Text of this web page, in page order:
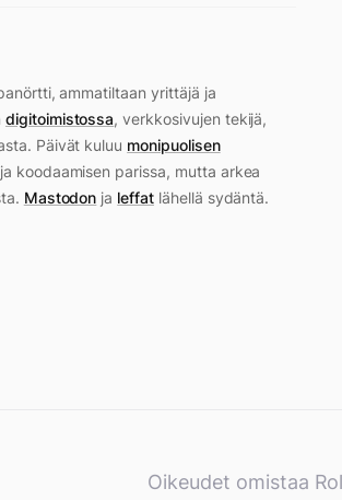
ammatiltaan yrittäjä ja
digitoimistossa, verkkosivujen tekijä,
Päivät kuluu monipuolisen
koodaamisen parissa, mutta arkea
Mastodon ja leffatlähellä sydäntä.
Oikeudet omistaa